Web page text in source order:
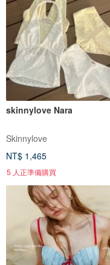
skinnylove Nara
Skinnylove
NT$ 1,465
5 人正準備購買